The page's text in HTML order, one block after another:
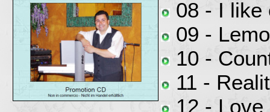
08 - I like
09 -
10 -
11 -
12 -